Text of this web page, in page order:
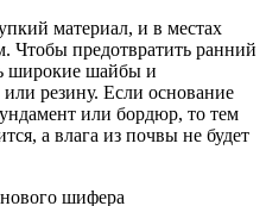
материал, и в местах
Чтобы предотвратить ранний
широкие шайбы и
резину. Если основание
или бордюр, то тем
а влага из почвы не будет
шифера